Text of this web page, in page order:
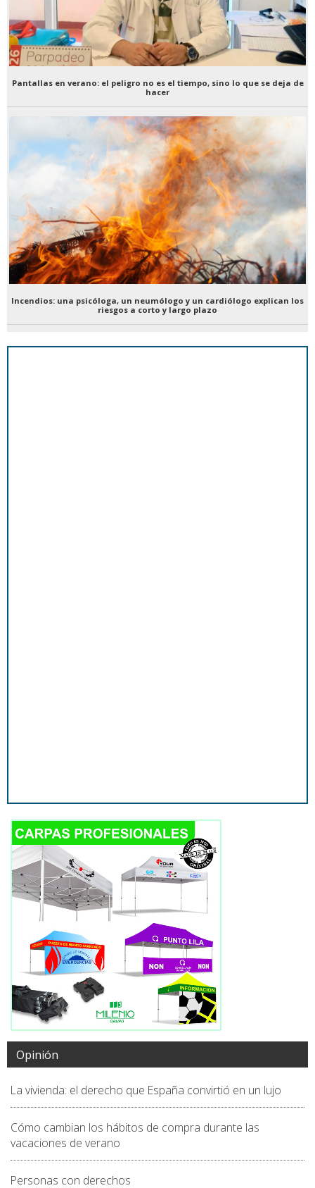
Pantallas en verano: el peligro no es el tiempo, sino lo que se deja de
hacer
Incendios: una psicóloga, un neumólogo y un cardiólogo explican los
riesgos a corto y largo plazo
Opinión
La vivienda: el derecho que España convirtió en un lujo
Cómo cambian los hábitos de compra durante las
vacaciones de verano
Personas con derechos